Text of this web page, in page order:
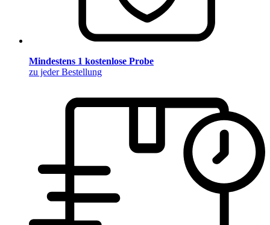
Mindestens 1 kostenlose Probe
zu jeder Bestellung